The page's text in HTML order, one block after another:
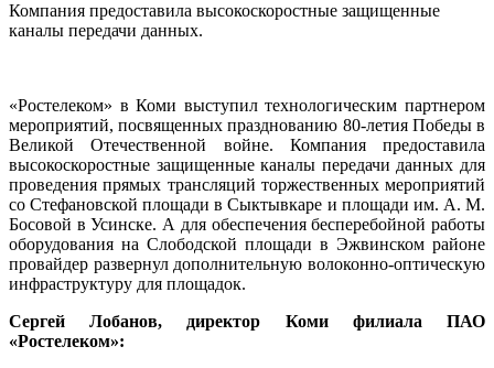
Компания предоставила высокоскоростные защищенные
каналы передачи данных.
«Ростелеком» в Коми выступил технологическим партнером
мероприятий, посвященных празднованию 80-летия Победы в
Великой Отечественной войне. Компания предоставила
высокоскоростные защищенные каналы передачи данных для
проведения прямых трансляций торжественных мероприятий
со Стефановской площади в Сыктывкаре и площади им. А. М.
Босовой в Усинске. А для обеспечения бесперебойной работы
оборудования на Слободской площади в Эжвинском районе
провайдер развернул дополнительную волоконно-оптическую
инфраструктуру для площадок.
Сергей Лобанов, директор Коми филиала ПАО
«Ростелеком»: